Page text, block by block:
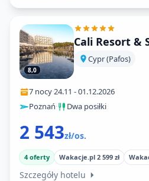
8,0
Cali Resort &
Cypr (Pafos)
7 nocy·24.11 -01.12.2026
Poznań· Dwa posiłki
2 543zł/os.
4 oferty Wakacje.pl 2 599 zł
Szczegóły hotelu